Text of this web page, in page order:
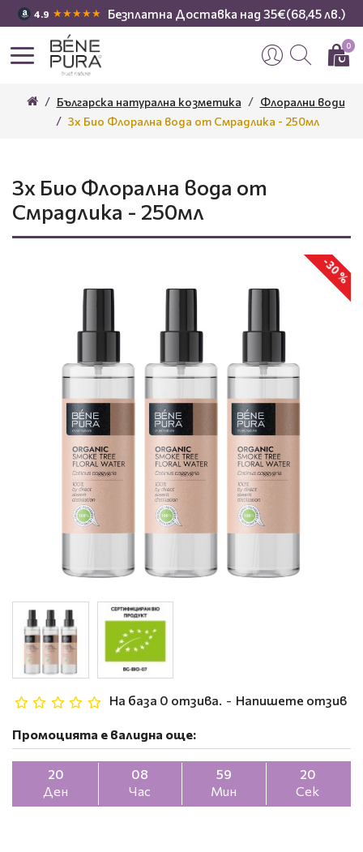
4.9 ★★★★★ Безплатна Доставка над 35€(68,45 лв.)
0
Българска натурална козметика
Флорални води
3x Био Флорална вода от Смрадлика - 250мл
3x Био Флорална вода от
Смрадлика - 250мл
-30 %
На база 0 отзива. - Напишете отзив
Промоцията е валидна още:
20
Ден
08
Час
59
Мин
19
Сек